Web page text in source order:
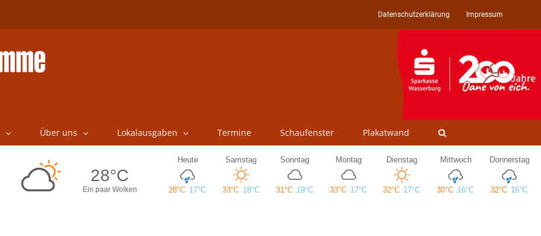
Datenschutzerklärung Impressum
Über uns Lokalausgaben Termine Schaufenster Plakatwand